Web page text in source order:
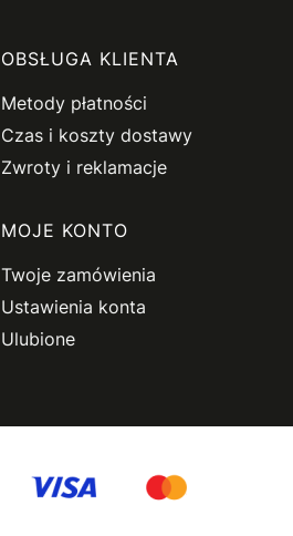
OBSŁUGA KLIENTA
Metody płatności
Czas i koszty dostawy
Zwroty i reklamacje
MOJE KONTO
Twoje zamówienia
Ustawienia konta
Ulubione